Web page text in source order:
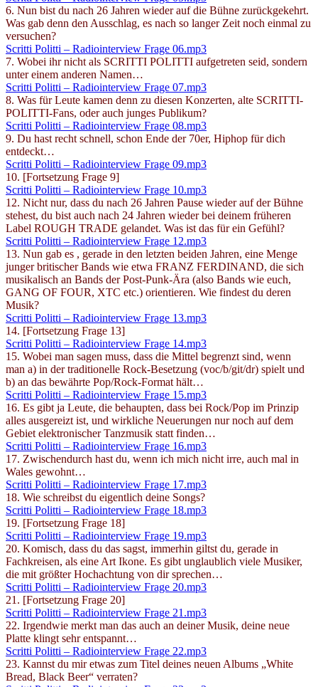
6. Nun bist du nach 26 Jahren wieder auf die Bühne zurückgekehrt.
Was gab denn den Ausschlag, es nach so langer Zeit noch einmal zu
versuchen?
Scritti Politti – Radiointerview Frage 06.mp3
7. Wobei ihr nicht als SCRITTI POLITTI aufgetreten seid, sondern
unter einem anderen Namen…
Scritti Politti – Radiointerview Frage 07.mp3
8. Was für Leute kamen denn zu diesen Konzerten, alte SCRITTI-
POLITTI-Fans, oder auch junges Publikum?
Scritti Politti – Radiointerview Frage 08.mp3
9. Du hast recht schnell, schon Ende der 70er, Hiphop für dich
entdeckt…
Scritti Politti – Radiointerview Frage 09.mp3
10. [Fortsetzung Frage 9]
Scritti Politti – Radiointerview Frage 10.mp3
12. Nicht nur, dass du nach 26 Jahren Pause wieder auf der Bühne
stehest, du bist auch nach 24 Jahren wieder bei deinem früheren
Label ROUGH TRADE gelandet. Was ist das für ein Gefühl?
Scritti Politti – Radiointerview Frage 12.mp3
13. Nun gab es , gerade in den letzten beiden Jahren, eine Menge
junger britischer Bands wie etwa FRANZ FERDINAND, die sich
musikalisch an Bands der Post-Punk-Ära (also Bands wie euch,
GANG OF FOUR, XTC etc.) orientieren. Wie findest du deren
Musik?
Scritti Politti – Radiointerview Frage 13.mp3
14. [Fortsetzung Frage 13]
Scritti Politti – Radiointerview Frage 14.mp3
15. Wobei man sagen muss, dass die Mittel begrenzt sind, wenn
man a) in der traditionelle Rock-Besetzung (voc/b/git/dr) spielt und
b) an das bewährte Pop/Rock-Format hält…
Scritti Politti – Radiointerview Frage 15.mp3
16. Es gibt ja Leute, die behaupten, dass bei Rock/Pop im Prinzip
alles ausgereizt ist, und wirkliche Neuerungen nur noch auf dem
Gebiet elektronischer Tanzmusik statt finden…
Scritti Politti – Radiointerview Frage 16.mp3
17. Zwischendurch hast du, wenn ich mich nicht irre, auch mal in
Wales gewohnt…
Scritti Politti – Radiointerview Frage 17.mp3
18. Wie schreibst du eigentlich deine Songs?
Scritti Politti – Radiointerview Frage 18.mp3
19. [Fortsetzung Frage 18]
Scritti Politti – Radiointerview Frage 19.mp3
20. Komisch, dass du das sagst, immerhin giltst du, gerade in
Fachkreisen, als eine Art Ikone. Es gibt unglaublich viele Musiker,
die mit größter Hochachtung von dir sprechen…
Scritti Politti – Radiointerview Frage 20.mp3
21. [Fortsetzung Frage 20]
Scritti Politti – Radiointerview Frage 21.mp3
22. Irgendwie merkt man das auch an deiner Musik, deine neue
Platte klingt sehr entspannt…
Scritti Politti – Radiointerview Frage 22.mp3
23. Kannst du mir etwas zum Titel deines neuen Albums „White
Bread, Black Beer“ verraten?